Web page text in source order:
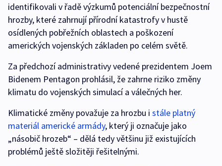
identifikovali v řadě výzkumů potenciální bezpečnostní
hrozby, které zahrnují přírodní katastrofy v hustě
osídlených pobřežních oblastech a poškození
amerických vojenských základen po celém světě.
Za předchozí administrativy vedené prezidentem Joem
Bidenem Pentagon prohlásil, že zahrne riziko změny
klimatu do vojenských simulací a válečných her.
Klimatické změny považuje za hrozbu i stále platný
materiál americké armády, který ji označuje jako
„násobič hrozeb“ – dělá tedy většinu již existujících
problémů ještě složitěji řešitelnými.